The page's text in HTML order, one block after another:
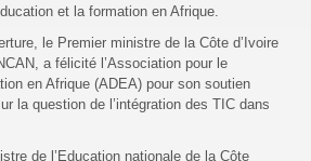
et la formation en Afrique.
le Premier ministre de la Côte d’Ivoire
a félicité l’Association pour le
en Afrique (ADEA) pour son soutien
la question de l’intégration des TIC dans
de l’Education nationale de la Côte